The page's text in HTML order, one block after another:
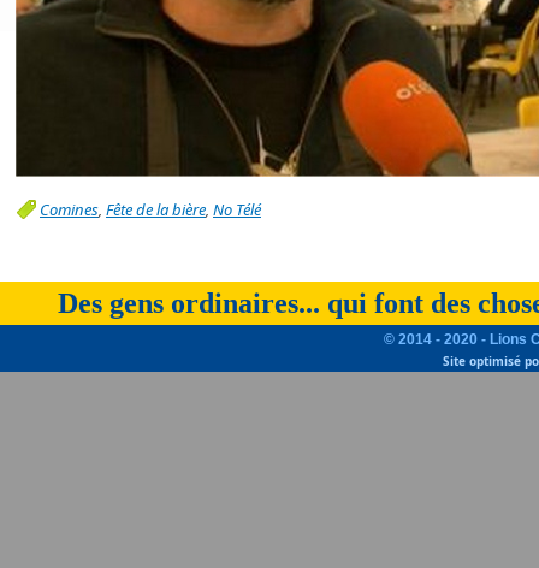
Comines Fête de la bière No Télé
Des gens ordinaires... qui font des
© 2014 - 2020 - Lions
Site optimisé